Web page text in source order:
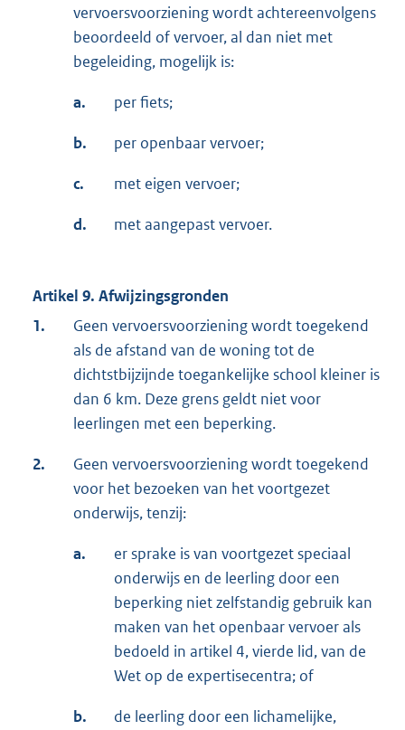
vervoersvoorziening wordt achtereenvolgens
beoordeeld of vervoer, al dan niet met
begeleiding, mogelijk is:
a. per fiets;
b. per openbaar vervoer;
c. met eigen vervoer;
d. met aangepast vervoer.
Artikel 9. Afwijzingsgronden
1.
Geen vervoersvoorziening wordt toegekend
als de afstand van de woning tot de
dichtstbijzijnde toegankelijke school kleiner is
dan 6 km. Deze grens geldt niet voor
leerlingen met een beperking.
2.
Geen vervoersvoorziening wordt toegekend
voor het bezoeken van het voortgezet
onderwijs, tenzij:
a.
er sprake is van voortgezet speciaal
onderwijs en de leerling door een
beperking niet zelfstandig gebruik kan
maken van het openbaar vervoer als
bedoeld in artikel 4, vierde lid, van de
Wet op de expertisecentra; of
b.
de leerling door een lichamelijke,